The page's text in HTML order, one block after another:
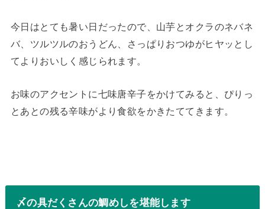
今日はとても暑い日だったので、山芋とオクラのネバネ
バ、ツルツルのおうどん、さっぱりおつゆがヒヤッとし
てよりおいしく感じられます。
お味のアクセントに七味唐辛子をかけてみると、ぴりっ
とあとの残る辛味がより食欲をかきたててきます。
〆の具だくさんの鯛めしを堪能します